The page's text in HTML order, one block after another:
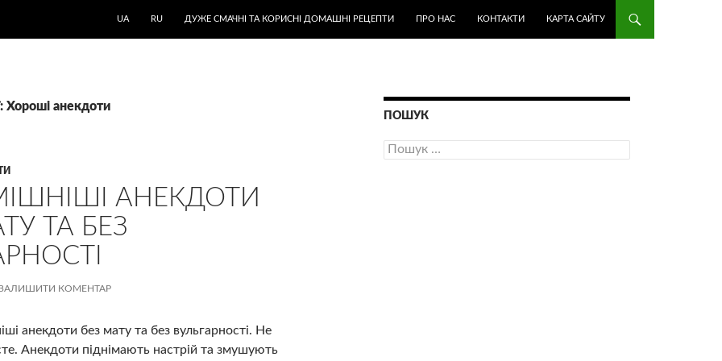
UA RU ДУЖЕ СМАЧНІ ТА КОРИСНІ ДОМАШНІ РЕЦЕПТИ ПРО НАС КОНТАКТИ КАРТА САЙТУ
Хороші анекдоти
АНЕКДОТИ
ТА БЕЗ
КОМЕНТАР
анекдоти без мату та без вульгарності. Не
Анекдоти піднімають настрій та змушують
ПОШУК
Пошук: